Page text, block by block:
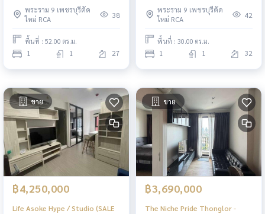
JSMN336
พระราม 9 เพชรบุรีตัด
ใหม่ RCA
38
พื้นที่ : 52.00 ตร.ม.
1 1 27
พระราม 9 เพชรบุรีตัด
ใหม่ RCA
42
พื้นที่ : 30.00 ตร.ม.
1 1 32
ขาย
฿4,250,000
Life Asoke Hype / Studio (SALE
ขาย
฿3,690,000
The Niche Pride Thonglor -